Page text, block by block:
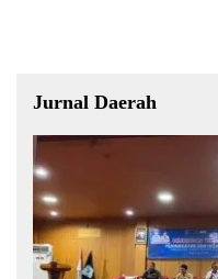
Jurnal Daerah